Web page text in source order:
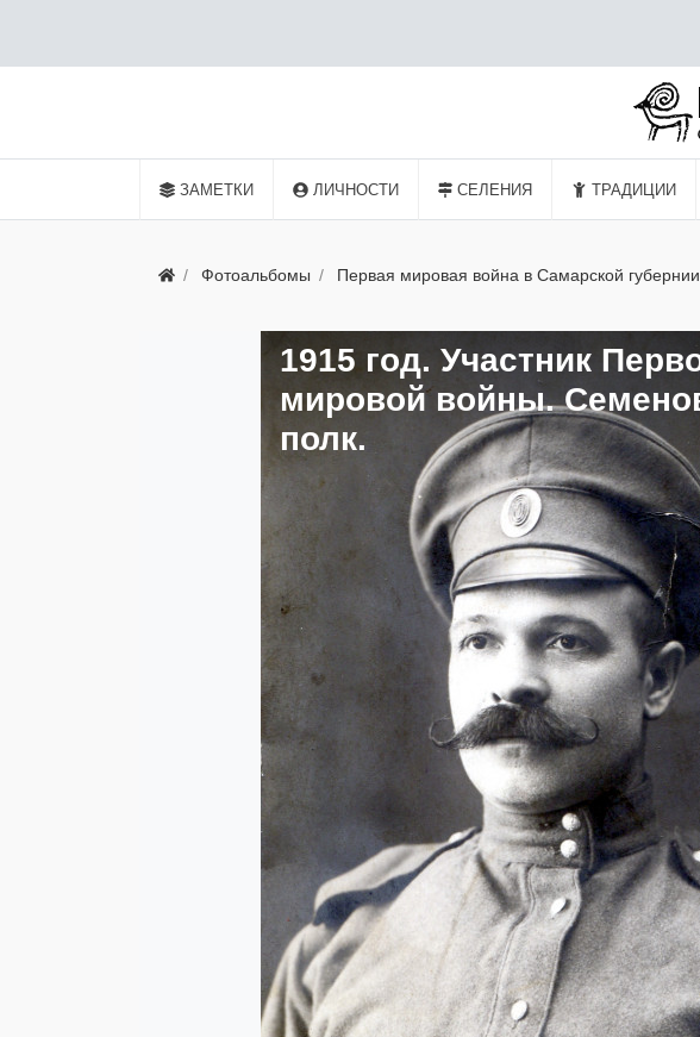
ЗАМЕТКИ ЛИЧНОСТИ СЕЛЕНИЯ ТРАДИЦИИ
Фотоальбомы Первая мировая война в Самарской губернии
1915 год. Участник
мировой войны.
полк.